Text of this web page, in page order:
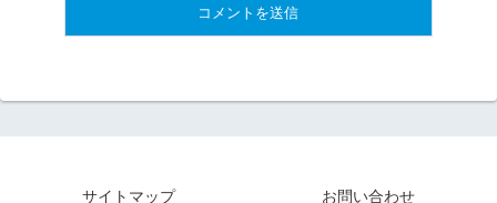
サイトマップ お問い合わせ